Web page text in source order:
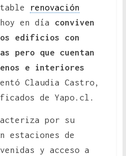
renovación
en día conviven
edificios con
pero que cuentan
e interiores
Claudia Castro,
de Yapo.cl.
por su
estaciones de
y acceso a